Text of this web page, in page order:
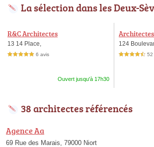
La sélection dans les Deux-
R&C Architectes
13 14 Place,
5,0 étoiles sur 5 6 avis
Ouvert jusqu'à 17h30
124
4,5 étoiles sur 5 52
38 architectes référencés
Agence Aa
69 Rue des Marais, 79000 Niort